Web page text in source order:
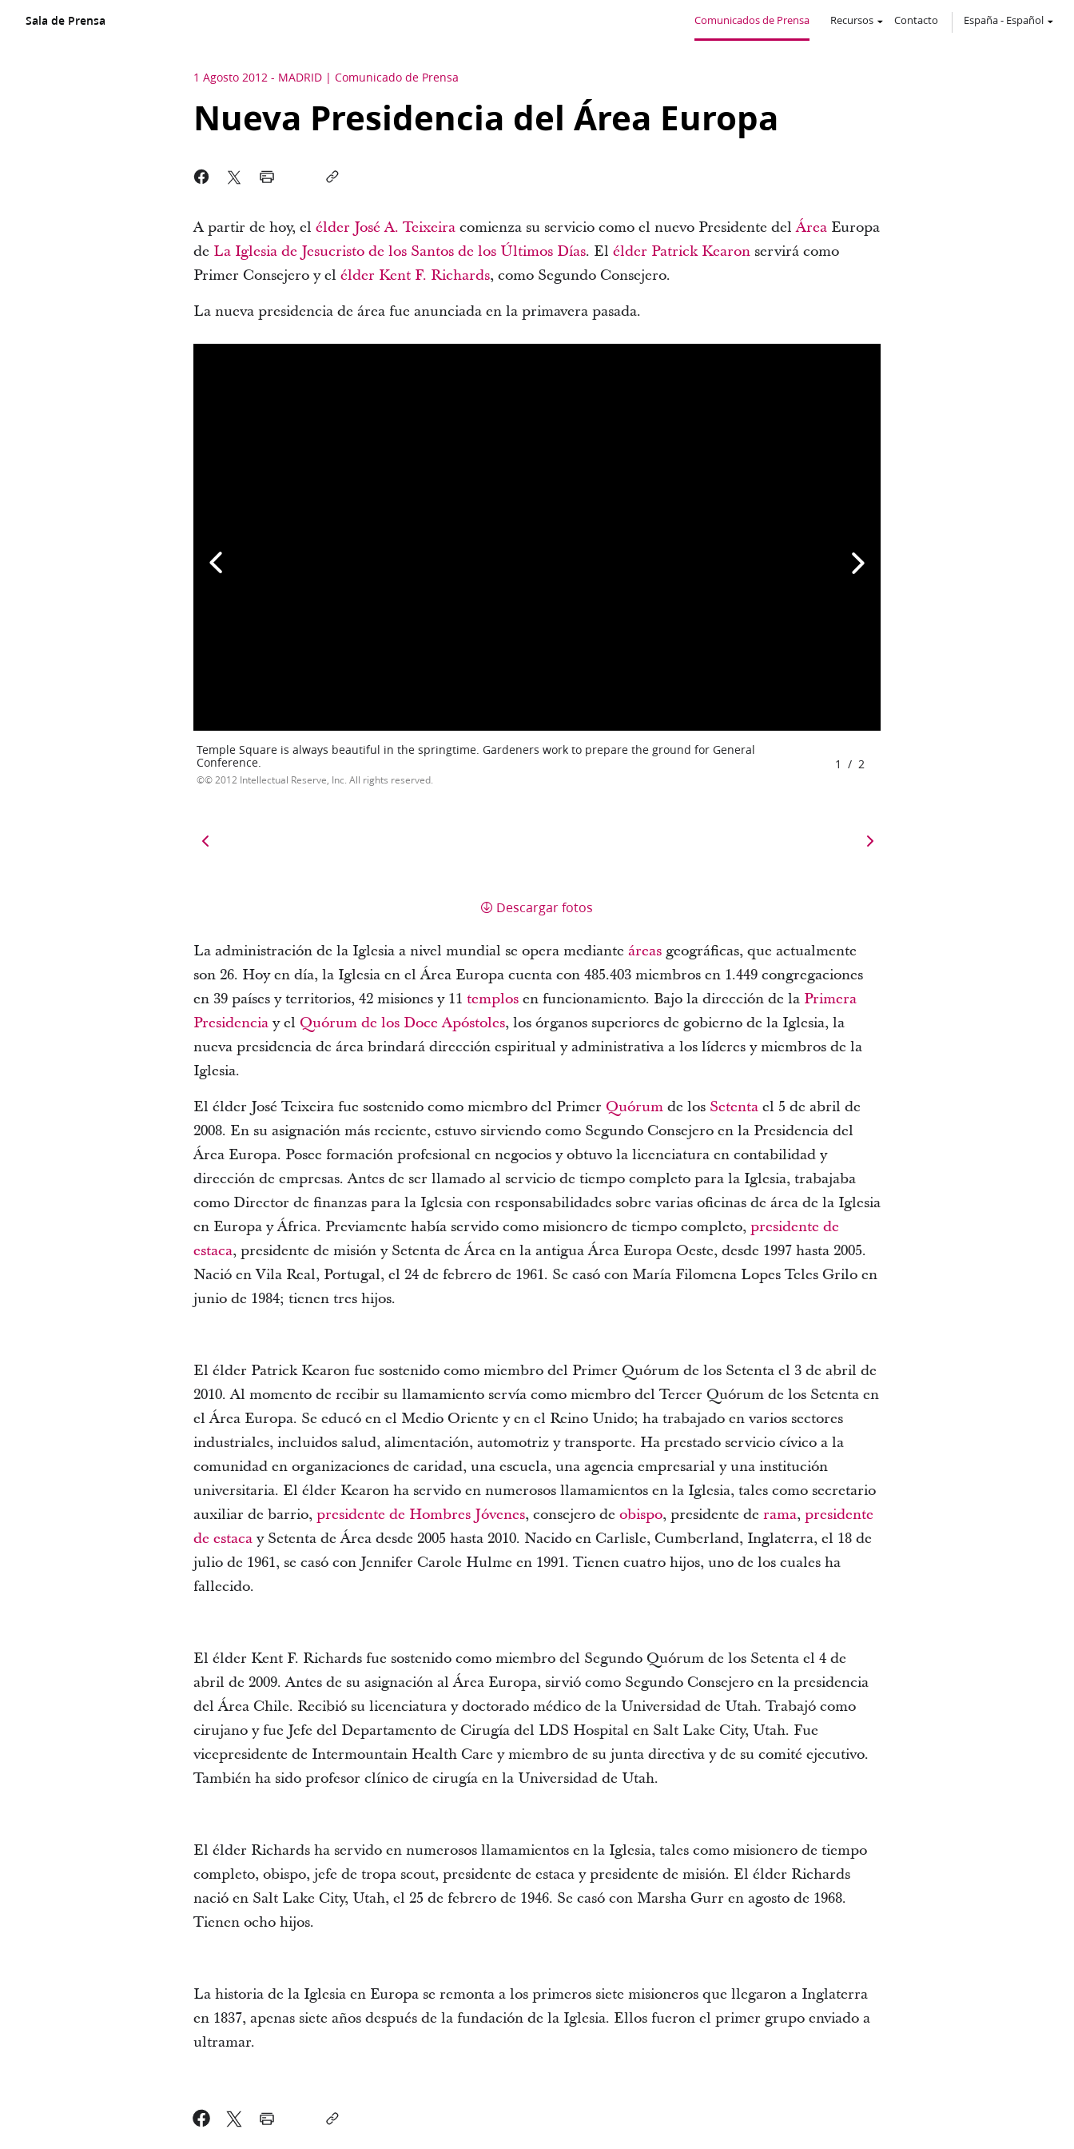
Sala de Prensa Comunicados de Prensa Recursos Contacto España- Español
1 Agosto 2012 - MADRID Comunicado de Prensa
Nueva Presidencia del Área Europa
A partir de hoy, el élder José A. Teixeiracomienza su servicio como el nuevo Presidente delÁreaEuropa
de La Iglesia de Jesucristo de los Santos de los Últimos Días. El élder Patrick Kearonservirá como
Primer Consejero y el élder Kent F. Richards, como Segundo Consejero.
La nueva presidencia de área fue anunciada en la primavera pasada.
Temple Square is always beautiful in the springtime. Gardeners work to prepare the ground for General
Conference.
© 2012 Intellectual Reserve, Inc. All rights reserved.
1 / 2
Descargar fotos
La administración de la Iglesia a nivel mundial se opera mediante áreasgeográficas, que actualmente
son 26. Hoy en día, la Iglesia en el Área Europa cuenta con 485.403 miembros en 1.449 congregaciones
en 39 países y territorios, 42 misiones y 11 templosen funcionamiento. Bajo la dirección de la Primera
Presidenciay el Quórum de los Doce Apóstoles, los órganos superiores de gobierno de la Iglesia, la
nueva presidencia de área brindará dirección espiritual y administrativa a los líderes y miembros de la
Iglesia.
El élder José Teixeira fue sostenido como miembro del Primer Quórumde los Setentael 5 de abril de
2008. En su asignación más reciente, estuvo sirviendo como Segundo Consejero en la Presidencia del
Área Europa. Posee formación profesional en negocios y obtuvo la licenciatura en contabilidad y
dirección de empresas. Antes de ser llamado al servicio de tiempo completo para la Iglesia, trabajaba
como Director de finanzas para la Iglesia con responsabilidades sobre varias oficinas de área de la Iglesia
en Europa y África. Previamente había servido como misionero de tiempo completo, presidente de
estaca, presidente de misión y Setenta de Área en la antigua Área Europa Oeste, desde 1997 hasta 2005.
Nació en Vila Real, Portugal, el 24 de febrero de 1961. Se casó con María Filomena Lopes Teles Grilo en
junio de 1984; tienen tres hijos.
El élder Patrick Kearon fue sostenido como miembro del Primer Quórum de los Setenta el 3 de abril de
2010. Al momento de recibir su llamamiento servía como miembro del Tercer Quórum de los Setenta en
el Área Europa. Se educó en el Medio Oriente y en el Reino Unido; ha trabajado en varios sectores
industriales, incluidos salud, alimentación, automotriz y transporte. Ha prestado servicio cívico a la
comunidad en organizaciones de caridad, una escuela, una agencia empresarial y una institución
universitaria. El élder Kearon ha servido en numerosos llamamientos en la Iglesia, tales como secretario
auxiliar de barrio, presidente de Hombres Jóvenes, consejero de obispo, presidente de rama, presidente
de estacay Setenta de Área desde 2005 hasta 2010. Nacido en Carlisle, Cumberland, Inglaterra, el 18 de
julio de 1961, se casó con Jennifer Carole Hulme en 1991. Tienen cuatro hijos, uno de los cuales ha
fallecido.
El élder Kent F. Richards fue sostenido como miembro del Segundo Quórum de los Setenta el 4 de
abril de 2009. Antes de su asignación al Área Europa, sirvió como Segundo Consejero en la presidencia
del Área Chile. Recibió su licenciatura y doctorado médico de la Universidad de Utah. Trabajó como
cirujano y fue Jefe del Departamento de Cirugía del LDS Hospital en Salt Lake City, Utah. Fue
vicepresidente de Intermountain Health Care y miembro de su junta directiva y de su comité ejecutivo.
También ha sido profesor clínico de cirugía en la Universidad de Utah.
El élder Richards ha servido en numerosos llamamientos en la Iglesia, tales como misionero de tiempo
completo, obispo, jefe de tropa scout, presidente de estaca y presidente de misión. El élder Richards
nació en Salt Lake City, Utah, el 25 de febrero de 1946. Se casó con Marsha Gurr en agosto de 1968.
Tienen ocho hijos.
La historia de la Iglesia en Europa se remonta a los primeros siete misioneros que llegaron a Inglaterra
en 1837, apenas siete años después de la fundación de la Iglesia. Ellos fueron el primer grupo enviado a
ultramar.